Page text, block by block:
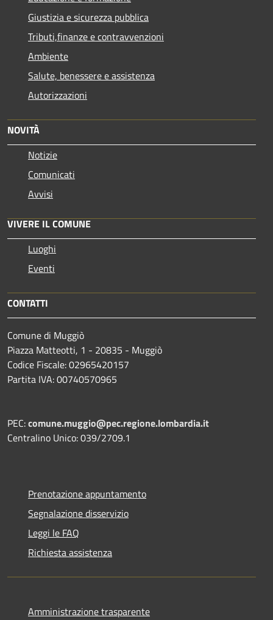
Giustizia e sicurezza pubblica
Tributi,finanze e contravvenzioni
Ambiente
Salute, benessere e assistenza
Autorizzazioni
NOVITÀ
Notizie
Comunicati
Avvisi
VIVERE IL COMUNE
Luoghi
Eventi
CONTATTI
Comune di Muggiò
Piazza Matteotti, 1 - 20835 - Muggiò
Codice Fiscale: 02965420157
Partita IVA: 00740570965
PEC:comune.muggio@pec.regione.lombardia.it
Centralino Unico: 039/2709.1
Prenotazione appuntamento
Segnalazione disservizio
Leggi le FAQ
Richiesta assistenza
Amministrazione trasparente